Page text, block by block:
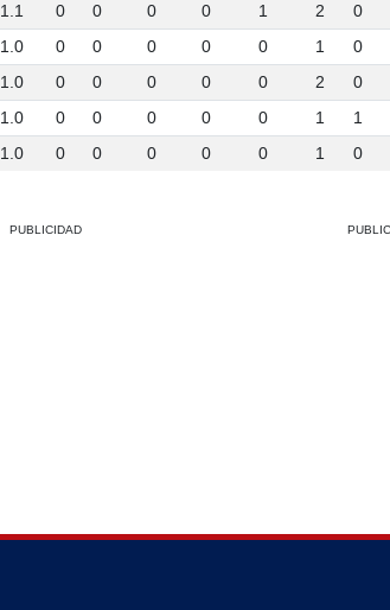
1.1 0 0 0 0 1 2 0
1.0 0 0 0 0 0 1 0
1.0 0 0 0 0 0 2 0
1.0 0 0 0 0 0 1 1
1.0 0 0 0 0 0 1 0
PUBLICIDAD